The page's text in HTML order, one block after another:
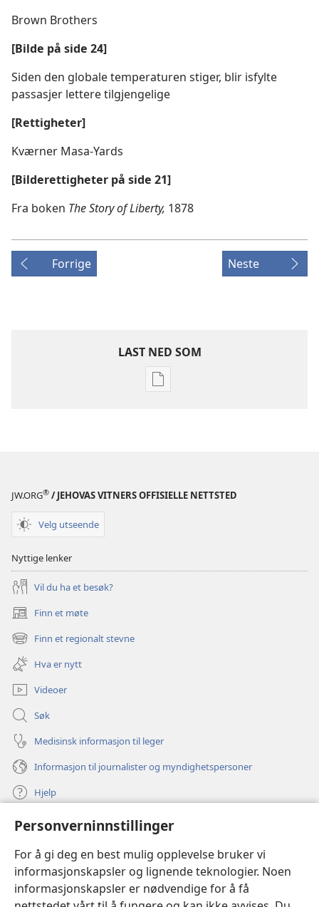
Personverninnstillinger
For å gi deg en best mulig opplevelse bruker vi
informasjonskapsler og lignende teknologier. Noen
informasjonskapsler er nødvendige for å få
Brown Brothers
[Bilde på side 24]
Siden den globale temperaturen stiger, blir isfylte
passasjer lettere tilgjengelige
[Rettigheter]
Kværner Masa-Yards
[Bilderettigheter på side 21]
Fra boken The Story of Liberty, 1878
Forrige Neste
LAST NED SOM
Nedlastingsalternativer
JW.ORG® / JEHOVAS VITNERS OFFISIELLE NETTSTED
Velg utseende
Nyttige lenker
Vil du ha et besøk?
Finn et møte
(åpner
nytt
vindu)
Finn et regionalt stevne
(åpner
nytt
vindu)
Hva er nytt
Videoer
Søk
Medisinsk informasjon til leger
Informasjon til journalister og myndighetspersoner
Hjelp
Bidrag
(åpner
nytt
vindu)Watchtower ONLINE LIBRARY™
(åpner
nytt
vindu) JW Hub ®